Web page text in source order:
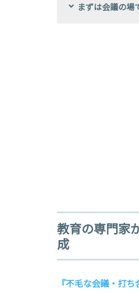
まずは会議の場
教育の専門家
成
『不毛な会議・打ち